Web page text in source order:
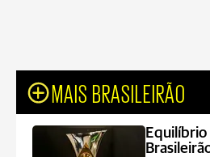
MAIS BRASILEIRÃO